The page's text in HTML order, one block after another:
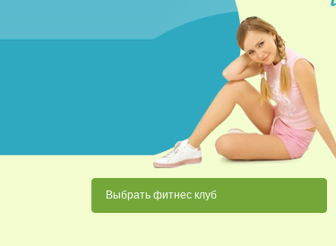
Выбрать фитнес клуб